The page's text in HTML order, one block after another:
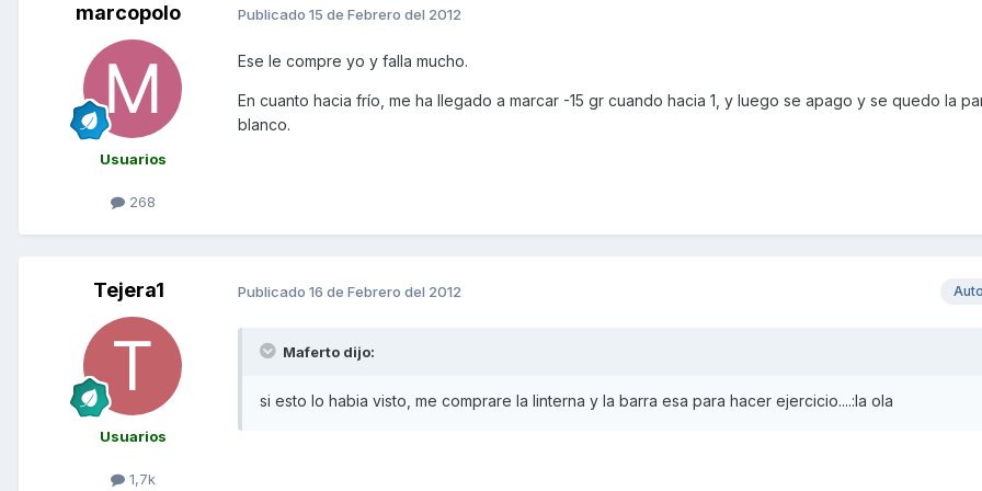
marcopolo
Usuarios
268
Publicado 15 de Febrero del 2012
Ese le compre yo y falla mucho.
En cuanto hacia frío, me ha llegado a marcar -15 gr cuando hacia 1, y luego se apago y se quedo la
blanco.
Tejera1
Usuarios
1,7k
Publicado 16 de Febrero del 2012
Maferto dijo:
si esto lo habia visto, me comprare la linterna y la barra esa para hacer ejercicio....:la ola